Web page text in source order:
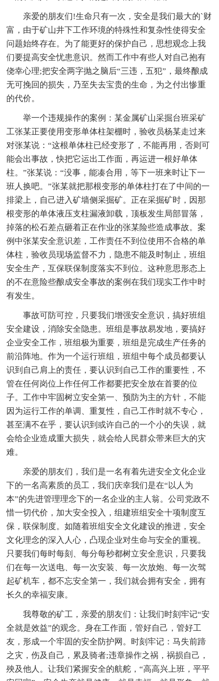
亲爱的朋友们!生命只有一次，安全是我们最大的`财
富，由于矿山井下工作环境的特殊性和复杂性使得安全
问题始终存在。为了能更好的保护自己，思想观念上我
们要提高安全忧患意识。然而工作中有些人对自己抱有
侥幸心理;把安全两字抛之脑后“三违，五犯”，最终酿成
无可挽回的损失，乃至失去宝贵的生命，为之付出惨重
的代价。
举一个违规操作的案例：某金属矿山采掘台班采矿
工张某正要使用变形单体柱架棚时，验收员杨某走过来
对张某说：“这根单体柱已经变形了，不能再用，否则可
能会出事故，快把它运出工作面，再运进一根好单体
柱。”张某说：“没事，能凑合用，等下一班来时让下一
班人换吧。”张某就把那根变形的单体柱打在了中间的一
排梁上，自己进入矿墙侧采掘矿。正在采掘矿时，因那
根变形的单体液压支柱漏液卸载，顶板发生局部冒落，
掉落的松石差点砸着正在作业的张某险些造成事故。案
例中张某安全意识差，工作责任不到位使用不合格的单
体柱，验收员现场监督不力，隐患不能及时制止，班组
安全生产，互保联保制度落实不到位。这种意思形态上
的不在意险些酿成安全事故的案例在我们现实工作中时
有发生。
事故可防可控，只要我们增强安全意识，搞好班组
安全建设，消除安全隐患。班组是事故易发地，要搞好
企业安全工作，班组极为重要，班组是完成生产任务的
前沿阵地。作为一个运行班组，班组中每个成员都要认
识到自己肩上的责任，要认识到自己工作的重要性，不
管在任何岗位上作任何工作都要把安全放在首要的位
子。工作中牢固树立安全第一、预防为主的方针，不能
因为运行工作的单调、重复性，自己工作时就不专心，
甚至满不在乎，要认识到或许自己的一个小的失误，就
会给企业造成重大损失，就会给人民群众带来巨大的灾
难。
亲爱的朋友们，我们是一名有着先进安全文化企业
下的一名高素质的员工，我们庆幸我们是在“以人为
本”的先进管理理念下的一名企业的主人翁。公司党政不
惜一切代价，加大安全投入，组建班组安全十项制度互
保，联保制度。如随着班组安全文化建设的推进，安全
文化理念的深入人心，凸现企业对生命与安全的重视。
只要我们每时每刻、每分每秒都树立安全意识，只要我
们在每一次送电、每一次安装、每一次放炮、每一次驾
起矿机车，都不忘安全第一，我们就会拥有安全，拥有
长久的幸福安康。
我尊敬的矿工，亲爱的朋友们：让我们时刻牢记“安
全就是效益”的观念。身在工作面，管好自己，管好工
友，形成一个牢固的安全防护网。时刻牢记：马失前蹄
之灾，伤及自己，累及骑者;违章操作之祸，祸损自己，
殃及他人。让我们紧握安全的航舵，“高高兴上班，平平